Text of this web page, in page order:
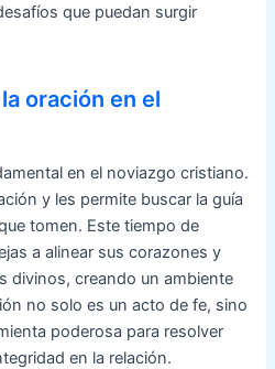
que puedan surgir
oración en el
en el noviazgo cristiano.
y les permite buscar la guía
tomen. Este tiempo de
a alinear sus corazones y
divinos, creando un ambiente
no solo es un acto de fe, sino
poderosa para resolver
en la relación.